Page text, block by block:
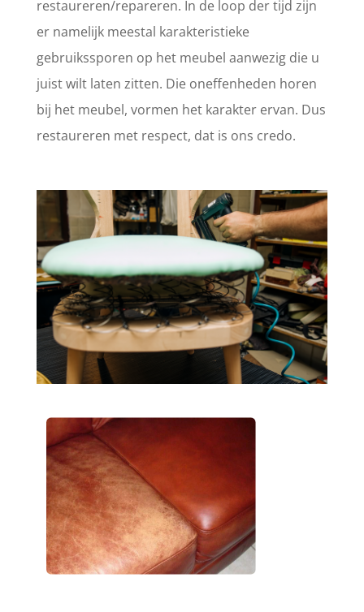
restaureren/repareren. In de loop der tijd zijn
er namelijk meestal karakteristieke
gebruikssporen op het meubel aanwezig die u
juist wilt laten zitten. Die oneffenheden horen
bij het meubel, vormen het karakter ervan. Dus
restaureren met respect, dat is ons credo.